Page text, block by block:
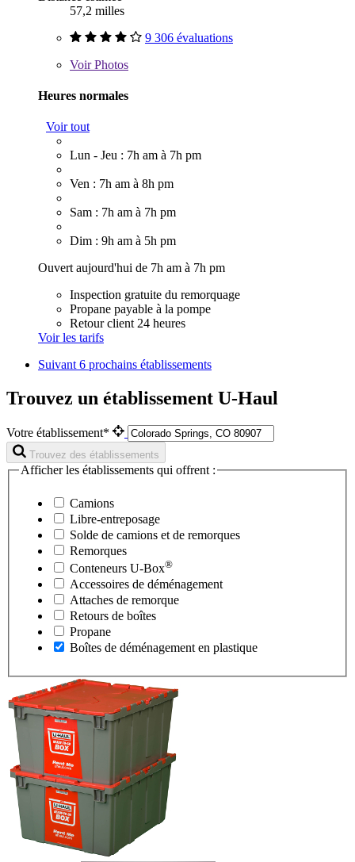
57,2 milles
9 306 évaluations
VoirPhotos
Heures normales
Voir tout
Lun - Jeu : 7h am à 7h pm
Ven : 7h am à 8h pm
Sam : 7h am à 7h pm
Dim : 9h am à 5h pm
Ouvert aujourd'hui de 7h am à 7h pm
Inspection gratuite du remorquage
Propane payable à la pompe
Retour client 24 heures
Voir les tarifs
Suivant6 prochains établissements
Trouvez un établissement U-Haul
Votre établissement*
Trouvez des établissements
Afficher les établissements qui offrent :
Camions
Libre-entreposage
Solde de camions et de remorques
Remorques
Conteneurs U-Box®
Accessoires de déménagement
Attaches de remorque
Retours de boîtes
Propane
Boîtes de déménagement en plastique